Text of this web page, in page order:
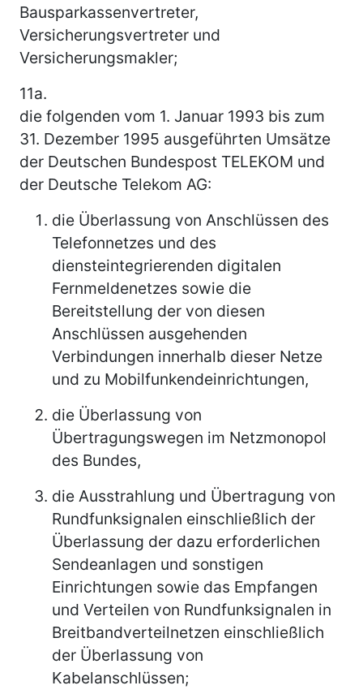
Bausparkassenvertreter,
Versicherungsvertreter und
Versicherungsmakler;
11a.
die folgenden vom 1. Januar 1993 bis zum
31. Dezember 1995 ausgeführten Umsätze
der Deutschen Bundespost TELEKOM und
der Deutsche Telekom AG:
die Überlassung von Anschlüssen des
Telefonnetzes und des
diensteintegrierenden digitalen
Fernmeldenetzes sowie die
Bereitstellung der von diesen
Anschlüssen ausgehenden
Verbindungen innerhalb dieser Netze
und zu Mobil­funk­end­ein­richtungen,
die Überlassung von
Übertragungswegen im Netzmonopol
des Bundes,
die Ausstrahlung und Übertragung von
Rundfunksignalen einschließlich der
Überlassung der dazu erforderlichen
Sendeanlagen und sonstigen
Einrichtungen sowie das Empfangen
und Verteilen von Rundfunksignalen in
Breitbandverteilnetzen einschließlich
der Überlassung von
Kabelanschlüssen;